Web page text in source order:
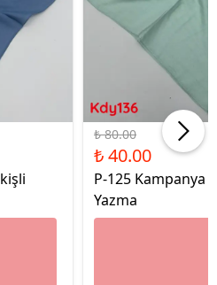
%50 İndirim
₺ 80.00
₺ 40.00
P-125 Kampanya
Yazma